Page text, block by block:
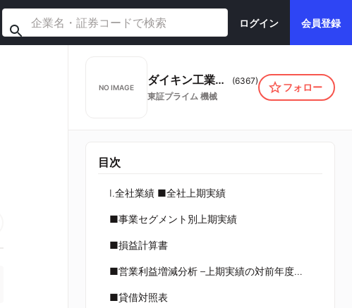
ログイン 会員登録
NO IMAGE
ダイキン工業株式会社 (6367)
東証プライム 機械
フォロー
目次
Ⅰ.全社業績 ■全社上期実績
■事業セグメント別上期実績
■損益計算書
■営業利益増減分析 –上期実績の対前年度比較
■貸借対照表